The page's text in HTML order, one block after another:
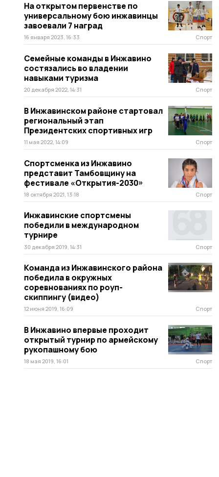
На открытом первенстве по
универсальному бою инжавинцы
завоевали 7 наград
16 января 2023, 16:33 Спорт
Семейные команды в Инжавино
состязались во владении
навыками туризма
20 декабря 2022, 14:31 Спорт
В Инжавинском районе стартовал
региональный этап
Президентских спортивных игр
11 мая 2022, 14:09 Спорт
Спортсменка из Инжавино
представит Тамбовщину на
фестивале «Открытия-2030»
18 октября 2021, 13:18 Спорт
Инжавинские спортсмены
победили в международном
турнире
30 декабря 2019, 14:31 Спорт
Команда из Инжавинского района
победила в окружных
соревнованиях по роуп-
скиппингу (видео)
12 июня 2019, 16:09 Спорт
В Инжавино впервые проходит
открытый турнир по армейскому
рукопашному бою
18 мая 2019, 16:01 Спорт